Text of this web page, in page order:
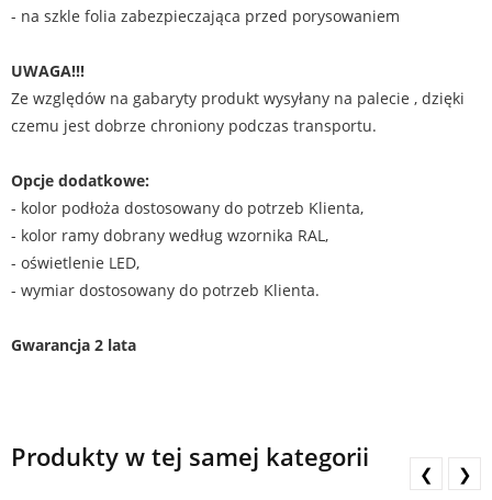
- na szkle folia zabezpieczająca przed porysowaniem
UWAGA!!!
Ze względów na gabaryty produkt wysyłany na palecie , dzięki
czemu jest dobrze chroniony podczas transportu.
Opcje dodatkowe:
- kolor podłoża dostosowany do potrzeb Klienta,
- kolor ramy dobrany według wzornika RAL,
- oświetlenie LED,
- wymiar dostosowany do potrzeb Klienta.
Gwarancja 2 lata
Produkty w tej samej kategorii
❮ ❯